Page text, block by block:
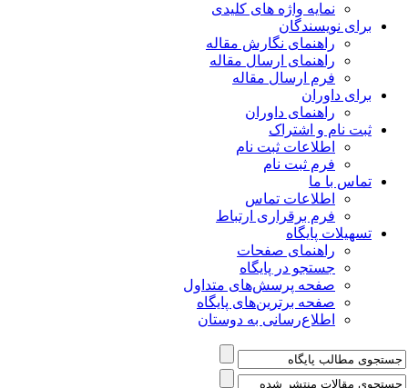
نمایه واژه های کلیدی
برای نویسندگان
راهنمای نگارش مقاله
راهنمای ارسال مقاله
فرم ارسال مقاله
برای داوران
راهنمای داوران
ثبت نام و اشتراک
اطلاعات ثبت نام
فرم ثبت نام
تماس با ما
اطلاعات تماس
فرم برقراری ارتباط
تسهیلات پایگاه
راهنمای صفحات
جستجو در پایگاه
صفحه پرسش‌های متداول
صفحه برترین‌های پایگاه
اطلاع‌رسانی به دوستان